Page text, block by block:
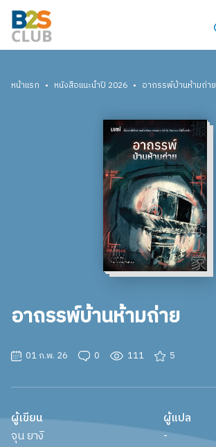
หน้าแรก • หนังสือแนะนำปี 2026 • อาถรรพ์บ้านห้ามถ่าย
อาถรรพ์บ้านห้ามถ่าย
01 ก.พ. 26 0 111 5
ผู้เขียน
จุน ยางิ
ผู้แปล
-